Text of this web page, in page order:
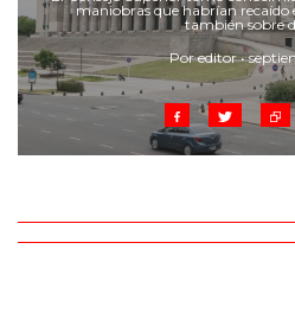
maniobras que habrían recaído
también sobre
Por editor •